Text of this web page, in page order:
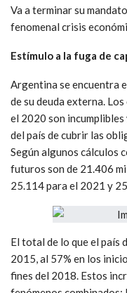
Va a terminar su
fenomenal crisis
Estímulo a la fuga de
Argentina se encuentra
de su deuda externa.
el 2020 son incumplibles
del país de cubrir las
Según algunos cálculos
futuros son de 21.406
25.114 para el 2021 y
El total de lo que el país
2015, al 57% en los
fines del 2018. Estos